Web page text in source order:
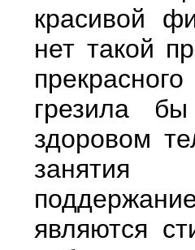
красивой
нет такой
грезила
здоровом
являются